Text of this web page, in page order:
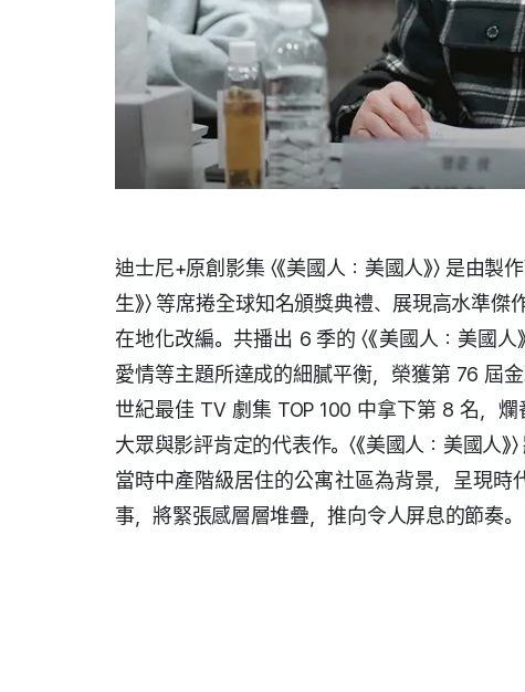
迪士尼+原創影集 〈《美國人：美國人》〉 是由製
生》〉 等席捲全球知名頒獎典禮、展現高水準
在地化改編。共播出 6 季的 〈《美國人：美國
愛情等主題所達成的細膩平衡，榮獲第 76 屆
世紀最佳 TV 劇集 TOP 100 中拿下第 8 名，
大眾與影評肯定的代表作。〈《美國人：美國人
當時中產階級居住的公寓社區為背景，呈現
事，將緊張感層層堆疊，推向令人屏息的節奏。